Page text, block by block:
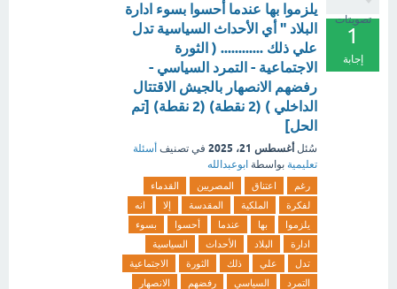
تصويتات
1
إجابة
يلزموا بها عندما أحسوا بسوء ادارة
البلاد " أي الأحداث السياسية تدل
علي ذلك ............ ( الثورة
الاجتماعية - التمرد السياسي -
رفضهم الانصهار بالجيش الاقتتال
الداخلي ) (2 نقطة) (2 نقطة) [تم
الحل]
سُئل أغسطس 21، 2025 في تصنيف أسئلة
تعليمية بواسطة ابوعبدالله
رغم اعتناق المصريين
القدماء
لفكرة
الملكية المقدسة إلا
انه
يلزموا
بها عندما أحسوا
بسوء
ادارة
البلاد الأحداث
السياسية
تدل
علي ذلك الثورة
الاجتماعية
التمرد
السياسي رفضهم
الانصهار